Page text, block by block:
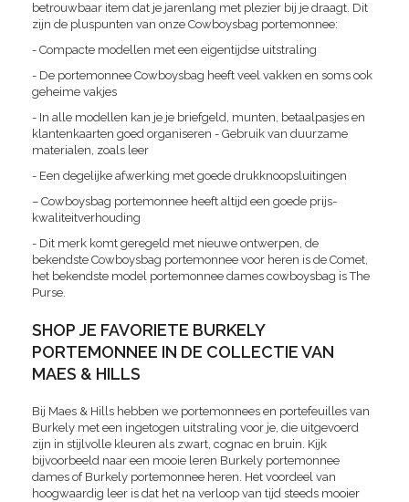
betrouwbaar item dat je jarenlang met plezier bij je draagt. Dit
zijn de pluspunten van onze Cowboysbag portemonnee:
- Compacte modellen met een eigentijdse uitstraling
- De portemonnee Cowboysbag heeft veel vakken en soms ook
geheime vakjes
- In alle modellen kan je je briefgeld, munten, betaalpasjes en
klantenkaarten goed organiseren - Gebruik van duurzame
materialen, zoals leer
- Een degelijke afwerking met goede drukknoopsluitingen
– Cowboysbag portemonnee heeft altijd een goede prijs-
kwaliteitverhouding
- Dit merk komt geregeld met nieuwe ontwerpen, de
bekendste Cowboysbag portemonnee voor heren is de Comet,
het bekendste model portemonnee dames cowboysbag is The
Purse.
SHOP JE FAVORIETE BURKELY
PORTEMONNEE IN DE COLLECTIE VAN
MAES & HILLS
Bij Maes & Hills hebben we portemonnees en portefeuilles van
Burkely met een ingetogen uitstraling voor je, die uitgevoerd
zijn in stijlvolle kleuren als zwart, cognac en bruin. Kijk
bijvoorbeeld naar een mooie leren Burkely portemonnee
dames of Burkely portemonnee heren. Het voordeel van
hoogwaardig leer is dat het na verloop van tijd steeds mooier